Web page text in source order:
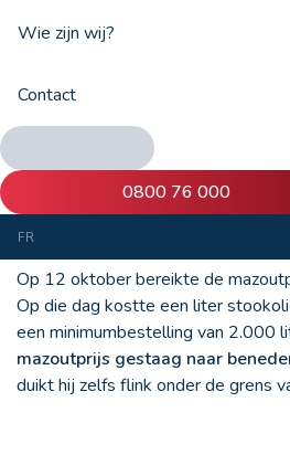
Wie zijn wij?
Contact
0800 76 000
FR
Op 12 oktober bereikte de
Op die dag kostte een liter
een minimumbestelling van 2.000
mazoutprijs gestaag naar
duikt hij zelfs flink onder de grens